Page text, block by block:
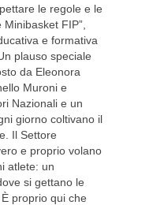
le regole e le
FIP”,
e formativa
plauso speciale
da Eleonora
Muroni e
Nazionali e un
giorno coltivano il
Il Settore
e proprio volano
atlete: un
si gettano le
proprio qui che